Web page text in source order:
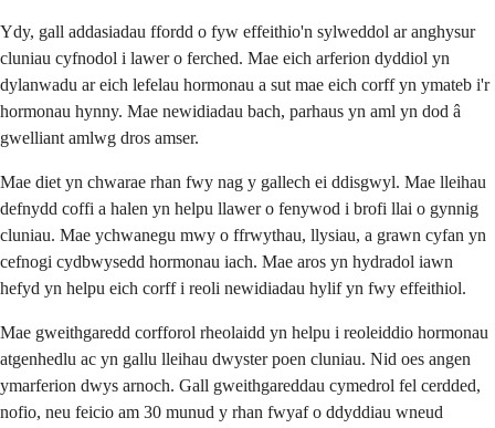
Ydy, gall addasiadau ffordd o fyw effeithio'n sylweddol ar anghysur
cluniau cyfnodol i lawer o ferched. Mae eich arferion dyddiol yn
dylanwadu ar eich lefelau hormonau a sut mae eich corff yn ymateb i'r
hormonau hynny. Mae newidiadau bach, parhaus yn aml yn dod â
gwelliant amlwg dros amser.
Mae diet yn chwarae rhan fwy nag y gallech ei ddisgwyl. Mae lleihau
defnydd coffi a halen yn helpu llawer o fenywod i brofi llai o gynnig
cluniau. Mae ychwanegu mwy o ffrwythau, llysiau, a grawn cyfan yn
cefnogi cydbwysedd hormonau iach. Mae aros yn hydradol iawn
hefyd yn helpu eich corff i reoli newidiadau hylif yn fwy effeithiol.
Mae gweithgaredd corfforol rheolaidd yn helpu i reoleiddio hormonau
atgenhedlu ac yn gallu lleihau dwyster poen cluniau. Nid oes angen
ymarferion dwys arnoch. Gall gweithgareddau cymedrol fel cerdded,
nofio, neu feicio am 30 munud y rhan fwyaf o ddyddiau wneud